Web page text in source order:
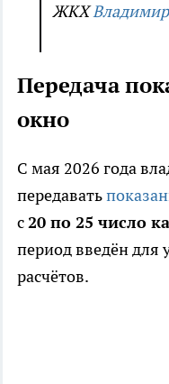
ЖКХ
Передача
окно
С мая 2026 года
передавать
с20 по 25 число
период введён
расчётов.